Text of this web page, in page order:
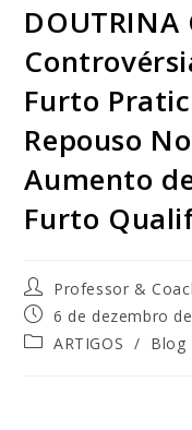
DOUTRINA
Furto
Repouso
Aumento
Furto
Professor &
6 de dezembro
ARTIGOS / Blog